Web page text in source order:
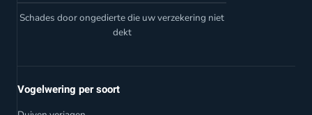
Schades door ongedierte die uw verzekering niet
dekt
Vogelwering per soort